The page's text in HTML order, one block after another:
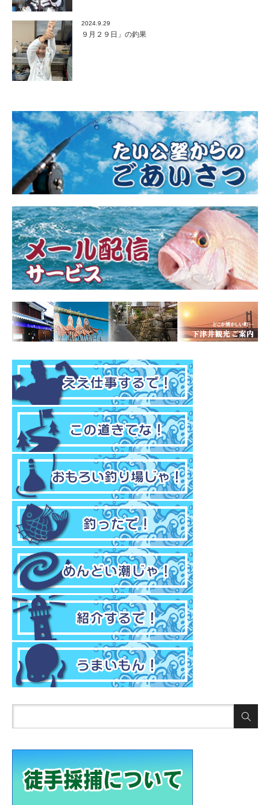
2024.9.29
９月２９日」の釣果